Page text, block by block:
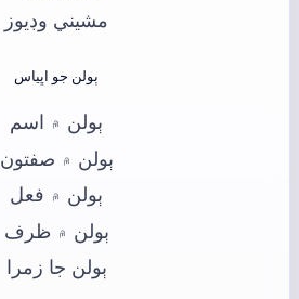
مشيني وڊيوز
ٻولن جو اڀياس
ٻولن ۾ اسم
ٻولن ۾ صفتون
ٻولن ۾ فعل
ٻولن ۾ ظرف
ٻولن جا زمرا